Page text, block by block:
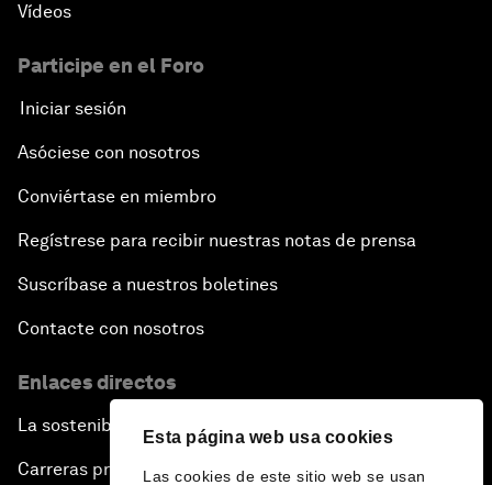
Esta página web usa cookies
Las cookies de este sitio web se usan
Vídeos
Participe en el Foro
Iniciar sesión
Asóciese con nosotros
Conviértase en miembro
Regístrese para recibir nuestras notas de prensa
Suscríbase a nuestros boletines
Contacte con nosotros
Enlaces directos
La sostenibilidad en el Foro
Carreras profesionales